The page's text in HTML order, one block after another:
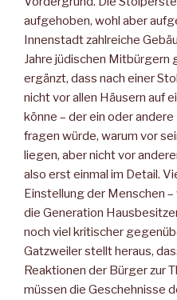
aufgehoben, wohl aber
Innenstadt zahlreiche
Jahre jüdischen Mitbürgern
ergänzt, dass nach einer
nicht vor allen Häusern auf
könne – der ein oder
fragen würde, warum vor
liegen, aber nicht vor
also erst einmal im Detail.
Einstellung der Menschen
die Generation
noch viel kritischer
Gatzweiler stellt heraus,
Reaktionen der Bürger zur
müssen die Geschehnisse